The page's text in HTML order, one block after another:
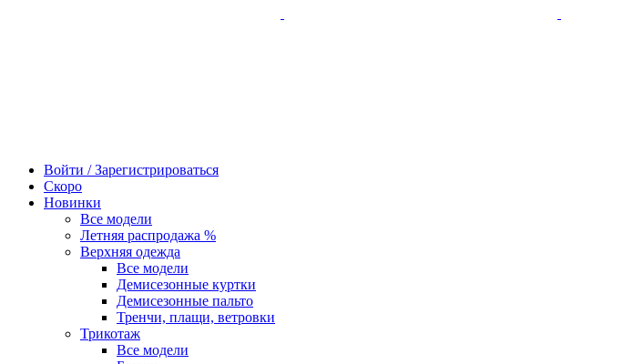
Войти / Зарегистрироваться
Скоро
Новинки
Все модели
Летняя распродажа %
Верхняя одежда
Все модели
Демисезонные куртки
Демисезонные пальто
Тренчи, плащи, ветровки
Трикотаж
Все модели